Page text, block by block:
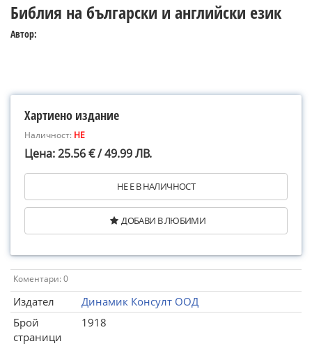
Библия на български и английски език
Автор:
Хартиено издание
Наличност: НЕ
Цена: 25.56 € / 49.99 ЛВ.
НЕ Е В НАЛИЧНОСТ
ДОБАВИ В ЛЮБИМИ
Коментари: 0
Издател
Динамик Консулт ООД
Брой
страници
1918